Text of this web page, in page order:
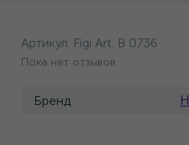
Артикул: Figi Art. B 0736
Пока нет отзывов
Бренд